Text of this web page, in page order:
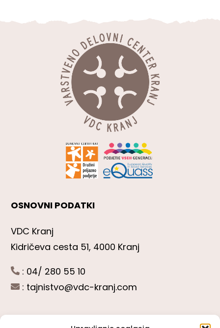
OSNOVNI PODATKI
VDC Kranj
Kidričeva cesta 51, 4000 Kranj
: 04/ 280 55 10
: tajnistvo@vdc-kranj.com